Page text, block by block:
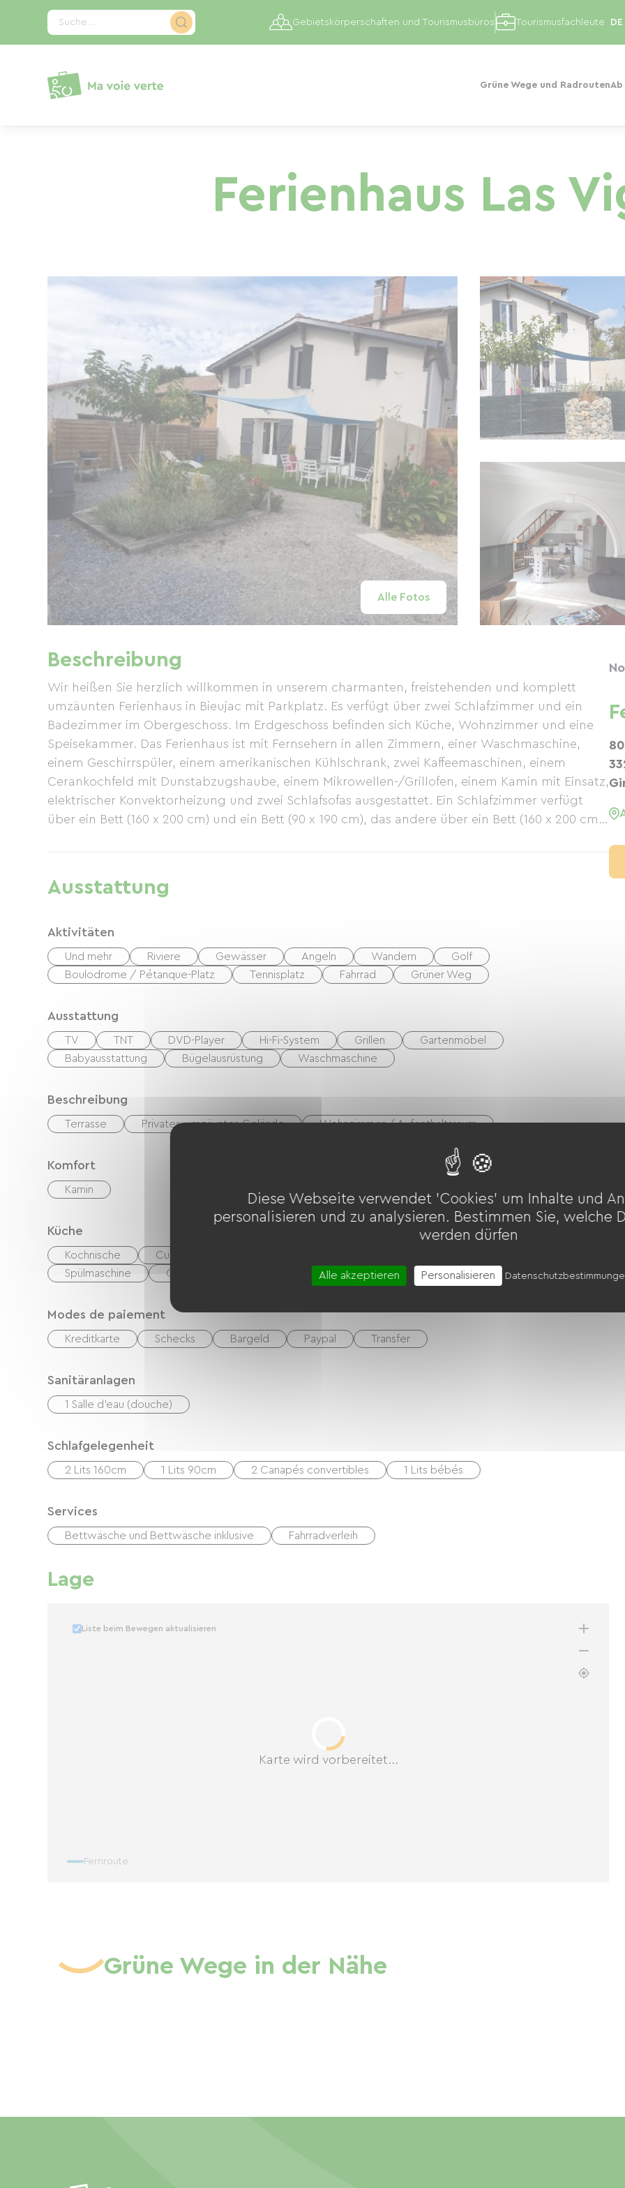
Suche...
Grüne Wege und Radrouten
Gebietskörperschaften und Tourismusbüros Tourismusfachleute
Ferienhaus Las
Alle Fotos
Beschreibung
Wir heißen Sie herzlich willkommen in unserem charmanten, freistehenden und komplett
umzäunten Ferienhaus in Bieujac mit Parkplatz. Es verfügt über zwei Schlafzimmer und ein
Badezimmer im Obergeschoss. Im Erdgeschoss befinden sich Küche, Wohnzimmer und eine
Speisekammer. Das Ferienhaus ist mit Fernsehern in allen Zimmern, einer Waschmaschine,
einem Geschirrspüler, einem amerikanischen Kühlschrank, zwei Kaffeemaschinen, einem
Cerankochfeld mit Dunstabzugshaube, einem Mikrowellen-/Grillofen, einem Kamin mit Einsatz,
elektrischer Konvektorheizung und zwei Schlafsofas ausgestattet. Ein Schlafzimmer verfügt
über ein Bett (160 x 200 cm) und ein Bett (90 x 190 cm), das andere über ein Bett (160 x 200 cm).
mit dem Quad – bekannt für ihre Weingüter, den Canal du Midi in Castet-en-Dorthe und
Landes mit ihren wunderschönen Stränden sowie die Golfplätze Graves und Sauternes (5
Minuten entfernt). Haustiere sind auf Anfrage erlaubt.
Ausstattung
Aktivitäten
Und mehr Riviere Gewässer Angeln Wandern
Golf
Boulodrome / Pétanque-Platz
Tennisplatz Fahrrad Grüner Weg
Ausstattung
TV TNT DVD-Player Hi-Fi-System Grillen
Gartenmöbel
Babyausstattung
Bügelausrüstung Waschmaschine
Beschreibung
Terrasse Privates, umzäuntes Gelände Wohnzimmer / Aufenthaltsraum
Komfort
Kamin
Küche
Kochnische Cuisinière
Spülmaschine
Congélateur
Modes de paiement
Kreditkarte Schecks Bargeld Paypal Transfer
Sanitäranlagen
1 Salle d'eau (douche)
Schlafgelegenheit
2 Lits 160cm 1 Lits 90cm 2 Canapés convertibles 1 Lits bébés
Services
Bettwäsche und Bettwäsche inklusive Fahrradverleih
Lage
Karte wird vorbereitet...
Liste beim Bewegen aktualisieren
Fernroute
Grüne Wege in der Nähe
Cookie-Einstellungen
Diese Webseite verwendet 'Cookies' um Inhalte und
personalisieren und zu analysieren. Bestimmen Sie, welche
werden dürfen
Alle akzeptieren Personalisieren